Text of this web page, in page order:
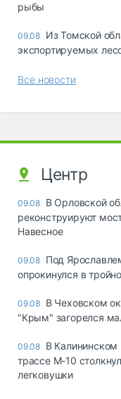
рыбы
09.08 Из Томской
экспортируемых
Все новости
Центр
09.08 В Орловской
реконструируют
Навесное
09.08 Под
опрокинулся в
09.08 В Чеховском
"Крым" загорелся
09.08 В Калининском
трассе М-10
легковушки